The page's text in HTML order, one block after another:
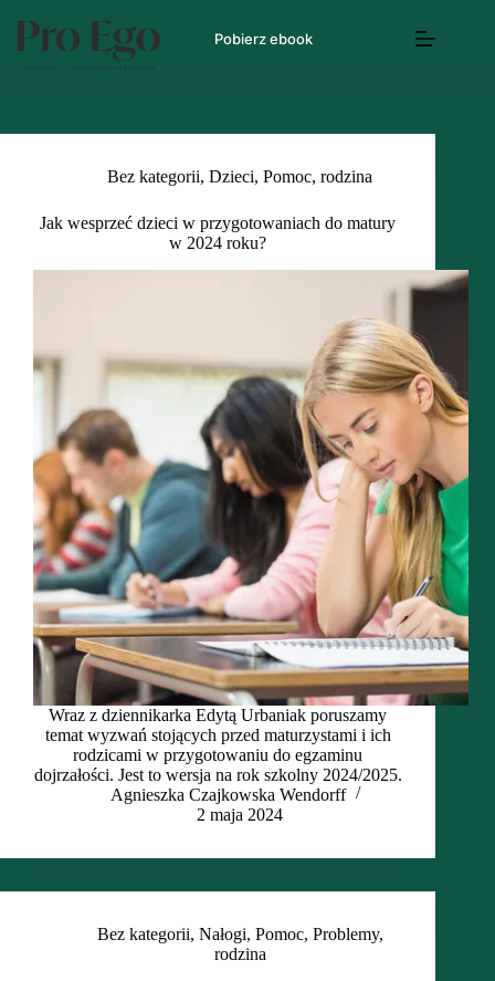
Pobierz ebook
Bez kategorii,Dzieci,Pomoc,rodzina
Jak wesprzeć dzieci w przygotowaniach do matury
w 2024 roku?
Wraz z dziennikarka Edytą Urbaniak poruszamy
temat wyzwań stojących przed maturzystami i ich
rodzicami w przygotowaniu do egzaminu
dojrzałości. Jest to wersja na rok szkolny 2024/2025.
Agnieszka Czajkowska Wendorff
2 maja 2024
Bez kategorii, Nałogi, Pomoc, Problemy,
rodzina